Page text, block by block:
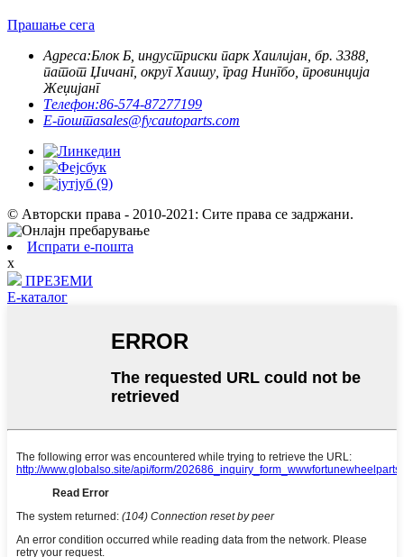
Прашање сега
Адреса:Блок Б, индустриски парк Хаилијан, бр. 3388,
патот Џичанг, округ Хаишу, град Нингбо, провинција
Жеџијанг
Телефон:86-574-87277199
Е-поштаsales@fycautoparts.com
© Авторски права - 2010-2021: Сите права се задржани.
Испрати е-пошта
x
ПРЕЗЕМИ
Е-каталог